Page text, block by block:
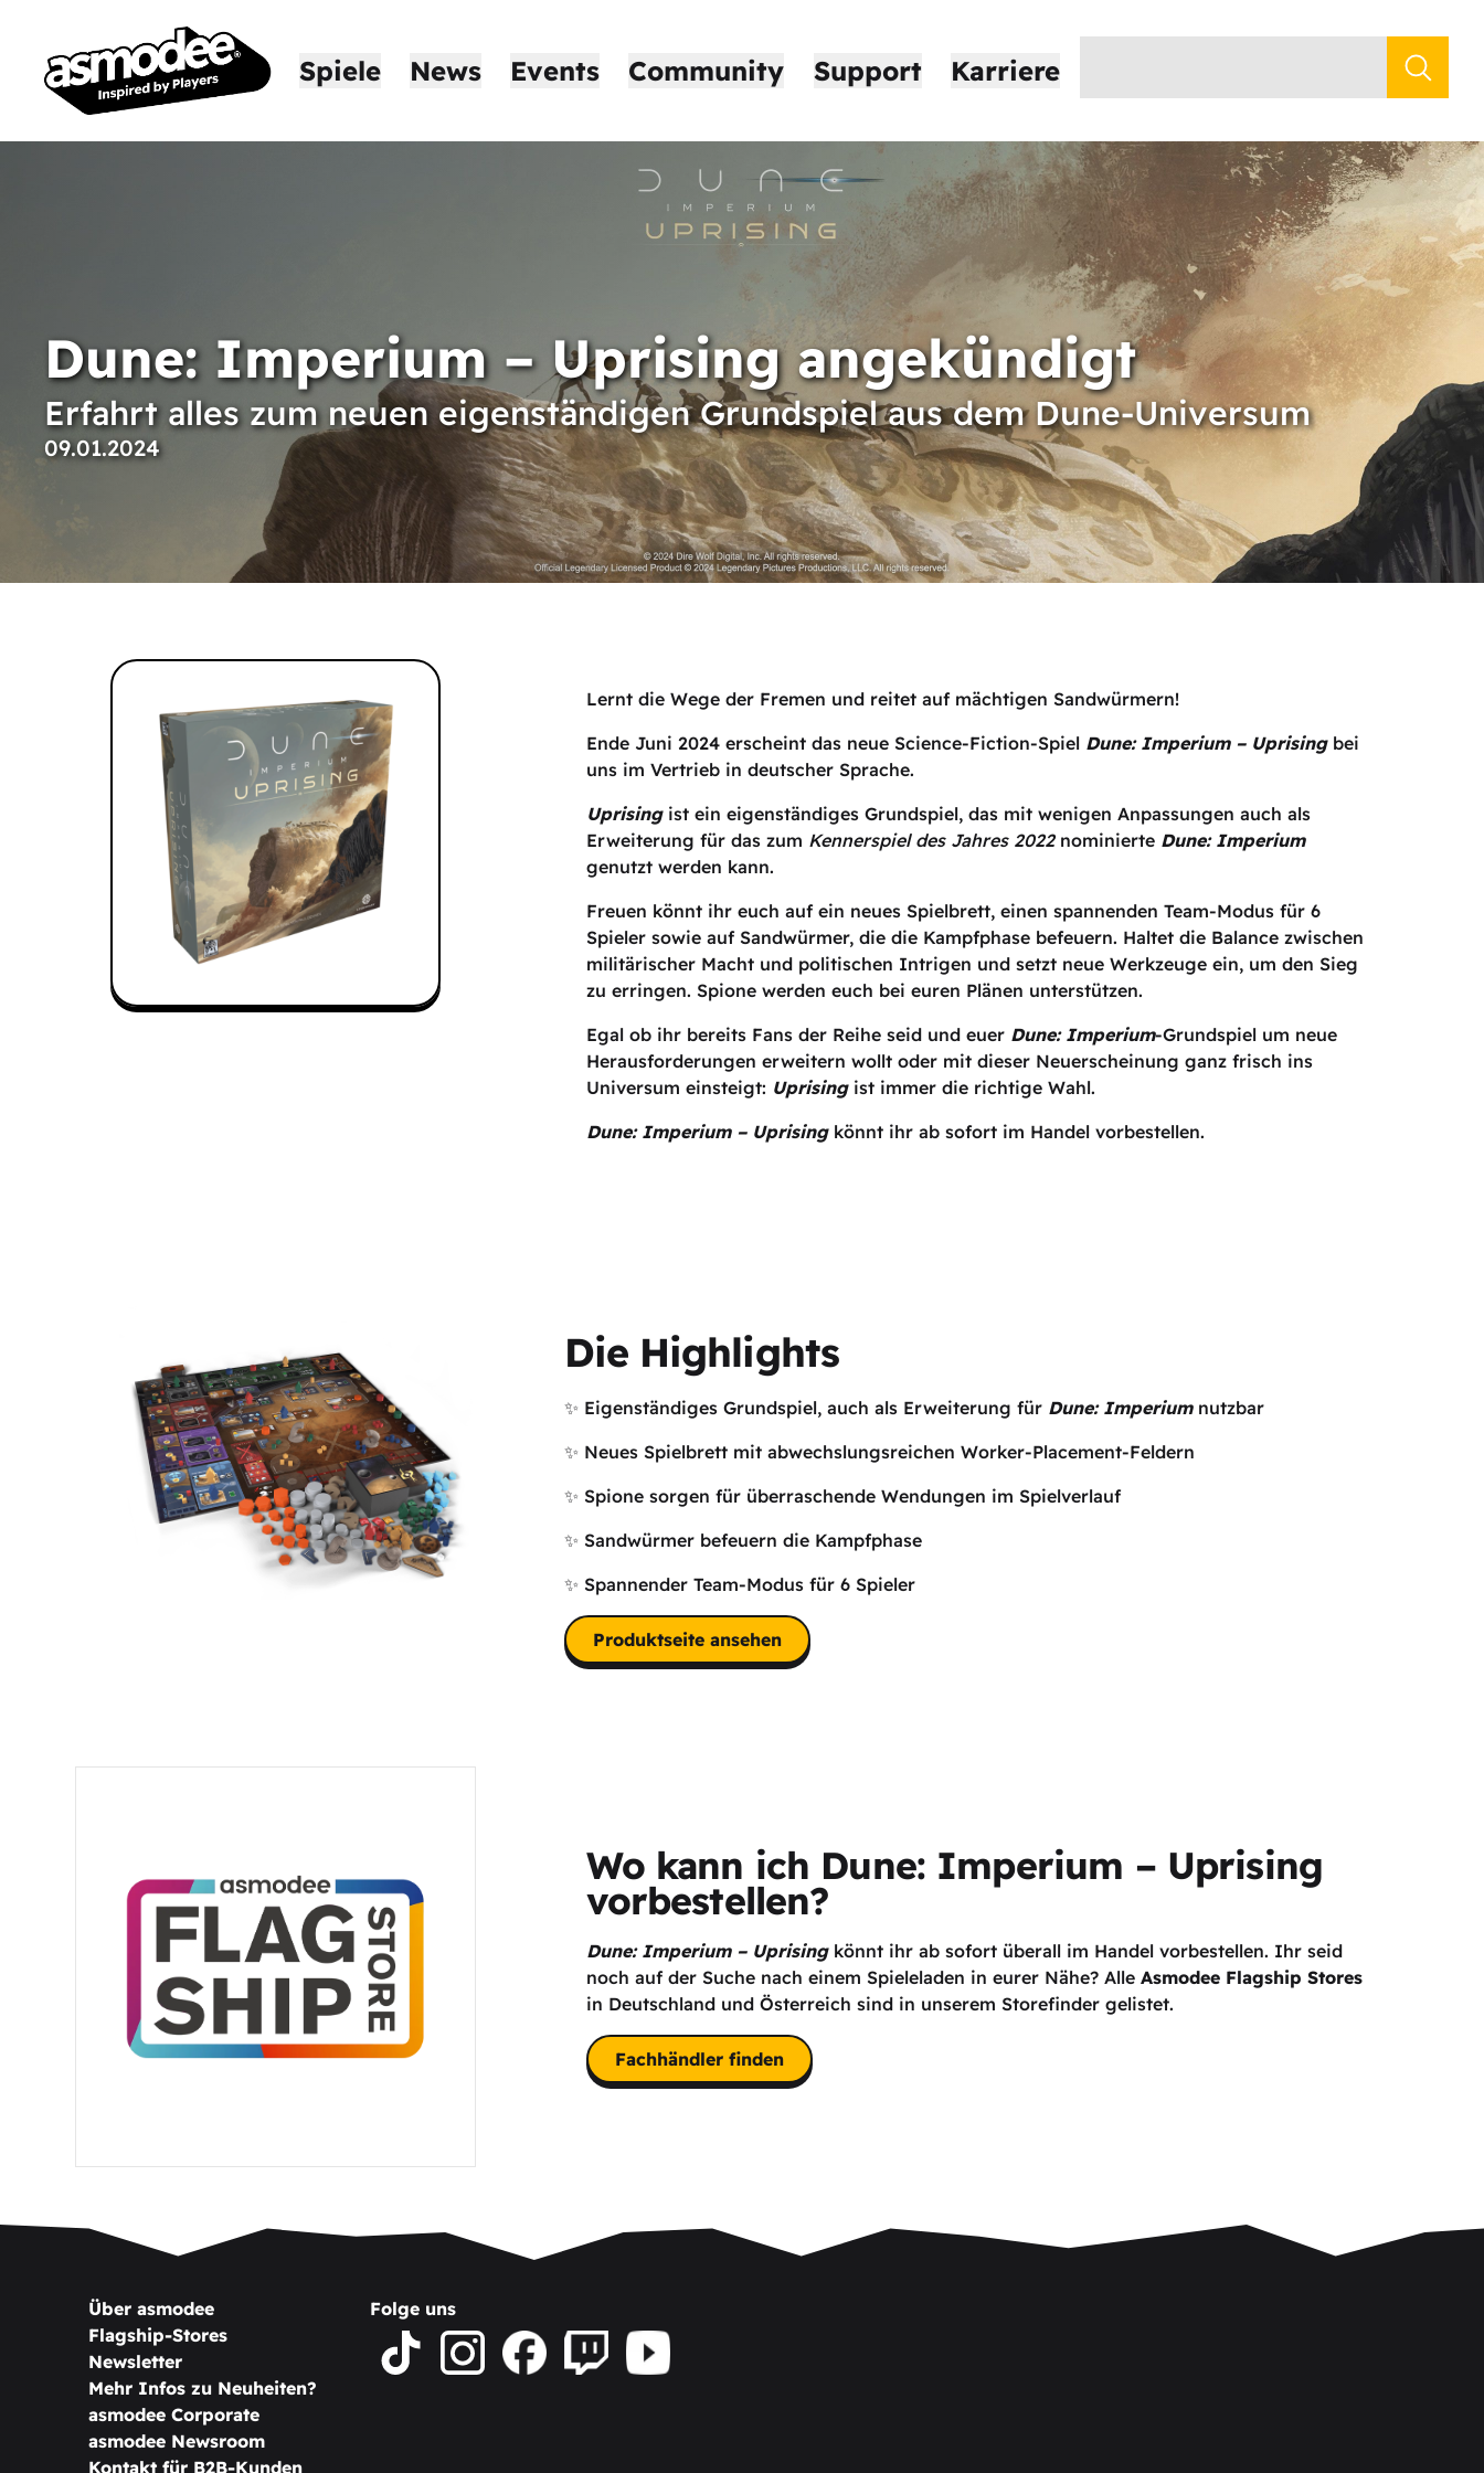
Spiele News Events Community Support Karriere
Dune: Imperium – Uprising angekündigt
Erfahrt alles zum neuen eigenständigen Grundspiel aus dem Dune-Universum
09.01.2024
Lernt die Wege der Fremen und reitet auf mächtigen Sandwürmern!
Ende Juni 2024 erscheint das neue Science-Fiction-Spiel Dune: Imperium – Uprisingbei
uns im Vertrieb in deutscher Sprache.
Uprisingist ein eigenständiges Grundspiel, das mit wenigen Anpassungen auch als
Erweiterung für das zum Kennerspiel des Jahres 2022nominierte Dune: Imperium
genutzt werden kann.
Freuen könnt ihr euch auf ein neues Spielbrett, einen spannenden Team-Modus für 6
Spieler sowie auf Sandwürmer, die die Kampfphase befeuern. Haltet die Balance zwischen
militärischer Macht und politischen Intrigen und setzt neue Werkzeuge ein, um den Sieg
zu erringen. Spione werden euch bei euren Plänen unterstützen.
Egal ob ihr bereits Fans der Reihe seid und euer Dune: Imperium-Grundspiel um neue
Herausforderungen erweitern wollt oder mit dieser Neuerscheinung ganz frisch ins
Universum einsteigt: Uprisingist immer die richtige Wahl.
Dune: Imperium – Uprisingkönnt ihr ab sofort im Handel vorbestellen.
Die Highlights
✨ Eigenständiges Grundspiel, auch als Erweiterung für Dune: Imperiumnutzbar
✨ Neues Spielbrett mit abwechslungsreichen Worker-Placement-Feldern
✨ Spione sorgen für überraschende Wendungen im Spielverlauf
✨ Sandwürmer befeuern die Kampfphase
✨ Spannender Team-Modus für 6 Spieler
Produktseite ansehen
Wo kann ich Dune: Imperium – Uprising
vorbestellen?
Dune: Imperium – Uprisingkönnt ihr ab sofort überall im Handel vorbestellen. Ihr seid
noch auf der Suche nach einem Spieleladen in eurer Nähe? Alle Asmodee Flagship Stores
in Deutschland und Österreich sind in unserem Storefinder gelistet.
Fachhändler finden
Über asmodee
Flagship-Stores
Newsletter
Mehr Infos zu Neuheiten?
asmodee Corporate
asmodee Newsroom
Kontakt für B2B-Kunden
Folge uns